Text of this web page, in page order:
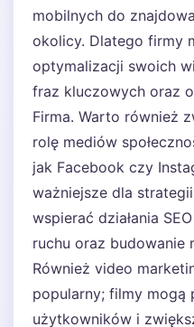
mobilnych do
okolicy. Dlatego firmy
optymalizacji swoich
fraz kluczowych oraz
Firma. Warto również
rolę mediów
jak Facebook czy
ważniejsze dla
wspierać działania
ruchu oraz budowanie
Również video
popularny; filmy mogą
użytkowników i